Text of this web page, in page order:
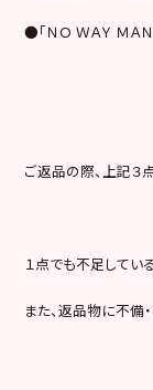
●「ＮＯ ＷＡＹ ＭＡ
ご返品の際、上記３
１点でも不足してい
また、返品物に不備